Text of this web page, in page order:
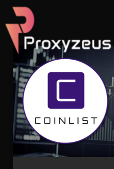
Перейти
вмісту
Мобільні
проксі
для
Coinlist